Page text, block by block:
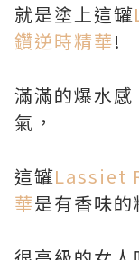
就是塗上這罐
鑽逆時精華!
滿滿的爆水
氣，
這罐Lassiet
華是有香味的